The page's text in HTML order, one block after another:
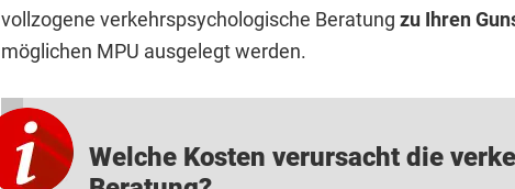
vollzogene verkehrspsychologische Beratung zu Ihren
möglichen MPU ausgelegt werden.
Welche Kosten verursacht die